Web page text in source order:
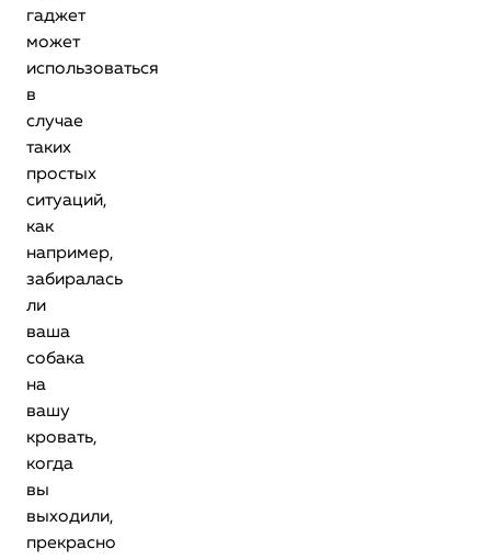
гаджет
может
использоваться
в
случае
таких
простых
ситуаций,
как
например,
забиралась
ли
ваша
собака
на
вашу
кровать,
когда
вы
выходили,
прекрасно